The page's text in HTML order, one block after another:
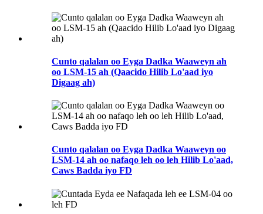
Cunto qalalan oo Eyga Dadka Waaweyn ah
oo LSM-15 ah (Qaacido Hilib Lo'aad iyo
Digaag ah)
Cunto qalalan oo Eyga Dadka Waaweyn oo
LSM-14 ah oo nafaqo leh oo leh Hilib Lo'aad,
Caws Badda iyo FD